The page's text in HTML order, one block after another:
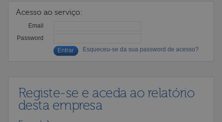
Acesso ao serviço:
Email
Password
Esqueceu-se da sua password de acesso?
Registe-se e aceda ao relatório
desta empresa